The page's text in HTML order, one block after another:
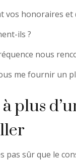
vos honoraires et
ils ?
nous
me fournir un
plus
pas sûr que le